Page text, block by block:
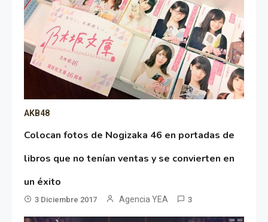
AKB48
Colocan fotos de Nogizaka 46 en portadas de
libros que no tenían ventas y se convierten en
un éxito
3 Diciembre 2017 Agencia YEA 3